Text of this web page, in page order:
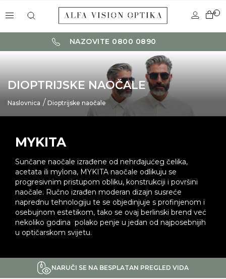
0
NAZOVITE 0800 0890
DIOPTRIJSKE NAOČALE
Naslovnica Dioptrijske naočale
MYKITA
Sunčane naočale izrađene od nehrđajućeg čelika,
acetata ili mylona, MYKITA naočale odlikuju se
progresivnim pristupom obliku, konstrukciji i površini
naočale. Ručno izrađen moderan dizajn susreće
naprednu tehnologiju te se objedinjuje s profinjenom i
osebujnom estetikom, tako se ovaj berlinski brend već
nekoliko godina polako penje u jedan od najposebnijih
u optičarskom svijetu.
NARUČI SE NA BESPLATAN PREGLED VIDA